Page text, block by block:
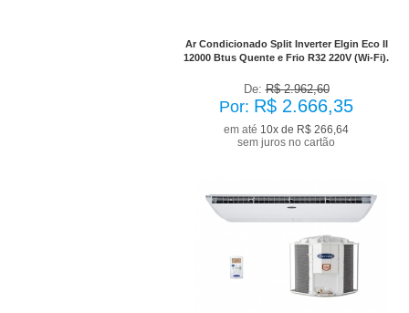
Ar Condicionado Split Inverter Elgin Eco II
12000 Btus Quente e Frio R32 220V (Wi-Fi).
De:R$ 2.962,60
Por: R$ 2.666,35
em até 10x de R$ 266,64
sem juros no cartão